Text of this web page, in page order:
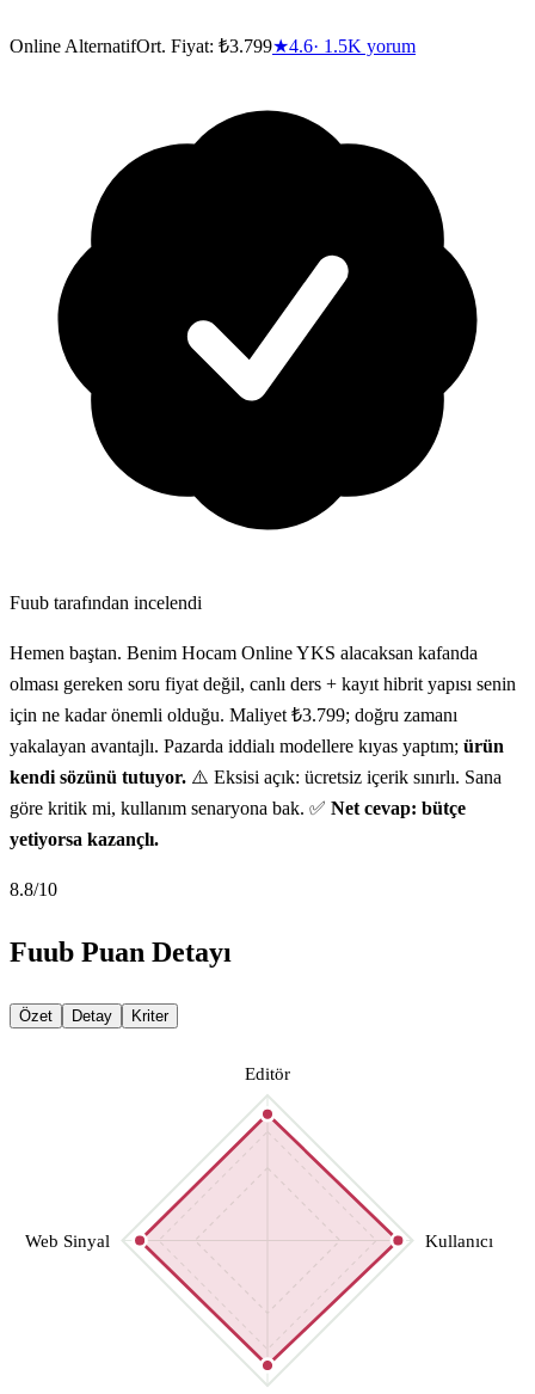
Online AlternatifOrt. Fiyat: ₺3.799★4.6· 1.5K yorum
Fuub tarafından incelendi
Hemen baştan. Benim Hocam Online YKS alacaksan kafanda
olması gereken soru fiyat değil, canlı ders + kayıt hibrit yapısı senin
için ne kadar önemli olduğu. Maliyet ₺3.799; doğru zamanı
yakalayan avantajlı. Pazarda iddialı modellere kıyas yaptım; ürün
kendi sözünü tutuyor. ⚠️ Eksisi açık: ücretsiz içerik sınırlı. Sana
göre kritik mi, kullanım senaryona bak. ✅ Net cevap: bütçe
yetiyorsa kazançlı.
8.8/10
Fuub Puan Detayı
Özet Detay Kriter
Editör
Kullanıcı
Web Sinyal